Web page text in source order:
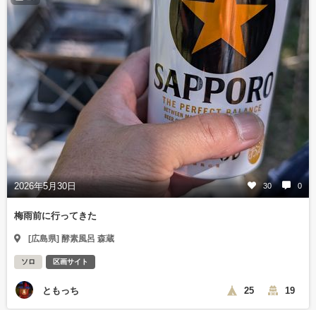
2026年5月30日 30 0
梅雨前に行ってきた
[広島県] 酵素風呂 森蔵
ソロ 区画サイト
ともっち 25 19